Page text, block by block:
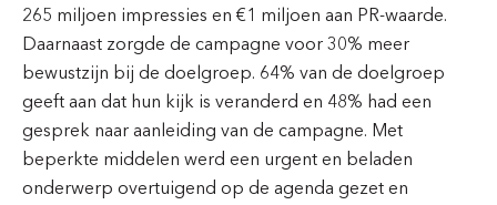
265 miljoen impressies en €1 miljoen aan PR-waarde.
Daarnaast zorgde de campagne voor 30% meer
bewustzijn bij de doelgroep. 64% van de doelgroep
geeft aan dat hun kijk is veranderd en 48% had een
gesprek naar aanleiding van de campagne. Met
beperkte middelen werd een urgent en beladen
onderwerp overtuigend op de agenda gezet en